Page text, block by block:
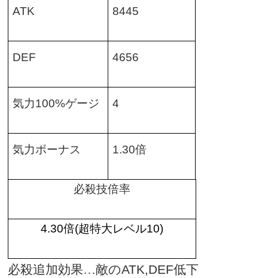
ATK 8445
DEF 4656
気力100%ゲージ 4
気力ボーナス 1.30倍
必殺技倍率
4.30倍(超特大レベル10)
必殺追加効果…敵のATK,DEF低下